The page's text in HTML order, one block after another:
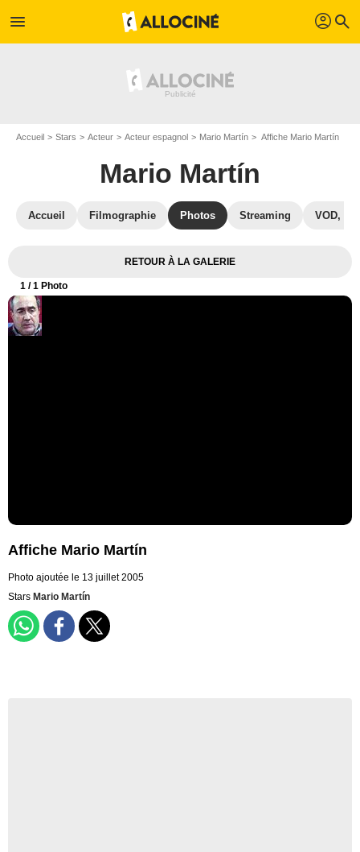
menu profil search
Accueil Stars Acteur Acteur espagnol Mario Martín Affiche Mario Martín
Mario Martín
Accueil Filmographie Photos Streaming VOD,
RETOUR À LA GALERIE
1 / 1 Photo
Affiche Mario Martín
Photo ajoutée le 13 juillet 2005
Stars Mario Martín